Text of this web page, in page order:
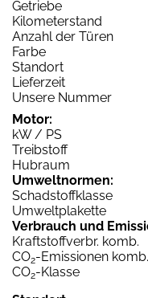
Getriebe
Kilometerstand
Anzahl der Türen
Farbe
Standort
Lieferzeit
Unsere Nummer
Motor:
kW / PS
Treibstoff
Hubraum
Umweltnormen:
Schadstoffklasse
Umweltplakette
Verbrauch und
Kraftstoffverbr. komb.
CO2-Emissionen komb.
CO2-Klasse